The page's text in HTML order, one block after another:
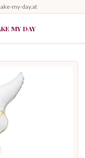
my-day.at
MY DAY